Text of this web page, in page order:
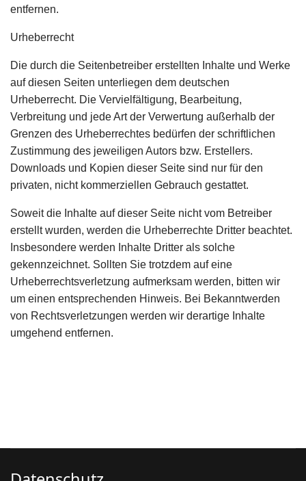
entfernen.
Urheberrecht
Die durch die Seitenbetreiber erstellten Inhalte und Werke
auf diesen Seiten unterliegen dem deutschen
Urheberrecht. Die Vervielfältigung, Bearbeitung,
Verbreitung und jede Art der Verwertung außerhalb der
Grenzen des Urheberrechtes bedürfen der schriftlichen
Zustimmung des jeweiligen Autors bzw. Erstellers.
Downloads und Kopien dieser Seite sind nur für den
privaten, nicht kommerziellen Gebrauch gestattet.
Soweit die Inhalte auf dieser Seite nicht vom Betreiber
erstellt wurden, werden die Urheberrechte Dritter beachtet.
Insbesondere werden Inhalte Dritter als solche
gekennzeichnet. Sollten Sie trotzdem auf eine
Urheberrechtsverletzung aufmerksam werden, bitten wir
um einen entsprechenden Hinweis. Bei Bekanntwerden
von Rechtsverletzungen werden wir derartige Inhalte
umgehend entfernen.